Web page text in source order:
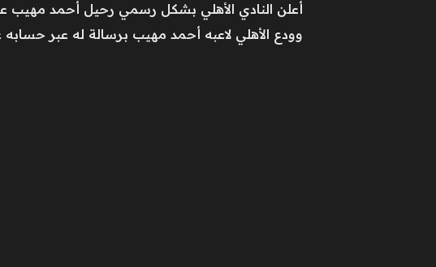
أعلن النادي الأهلي بشكل رسمي رحيل أحمد مهيب عن فريق السلة
وودع الأهلي لاعبه أحمد مهيب برسالة له عبر حسابه